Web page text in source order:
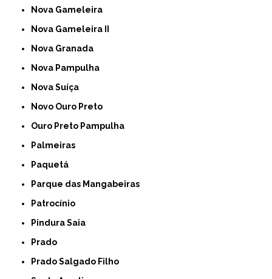
Nova Gameleira
Nova Gameleira II
Nova Granada
Nova Pampulha
Nova Suíça
Novo Ouro Preto
Ouro Preto Pampulha
Palmeiras
Paquetá
Parque das Mangabeiras
Patrocínio
Pindura Saia
Prado
Prado Salgado Filho